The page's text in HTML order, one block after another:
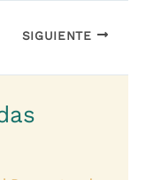
SIGUIENTE